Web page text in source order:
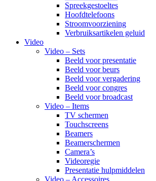
Spreekgestoeltes
Hoofdtelefoons
Stroomvoorziening
Verbruiksartikelen geluid
Video
Video – Sets
Beeld voor presentatie
Beeld voor beurs
Beeld voor vergadering
Beeld voor congres
Beeld voor broadcast
Video – Items
TV schermen
Touchscreens
Beamers
Beamerschermen
Camera’s
Videoregie
Presentatie hulpmiddelen
Video – Accessoires